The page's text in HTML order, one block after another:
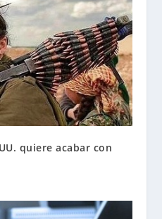
quiere acabar con